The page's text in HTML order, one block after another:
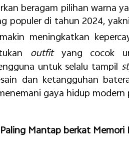
beragam pilihan warna
populer di tahun 2024, yakni
meningkatkan
outfit yang cocok
untuk selalu tampil
dan ketangguhan
gaya hidup modern
Mantap berkat